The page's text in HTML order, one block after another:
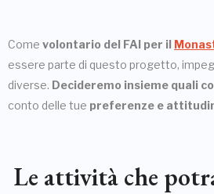
Come volontario del FAI per il
essere parte di questo progetto,
diverse. Decideremo insieme quali
conto delle tue preferenze e
Le attività che